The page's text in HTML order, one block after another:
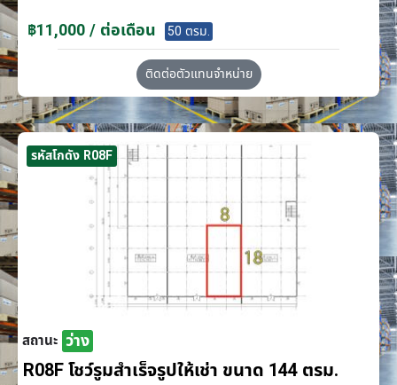
฿11,000 / ต่อเดือน 50 ตรม.
ติดต่อตัวแทนจำหน่าย
รหัสโกดัง R08F
สถานะ ว่าง
R08F โชว์รูมสำเร็จรูปให้เช่า ขนาด 144 ตรม.